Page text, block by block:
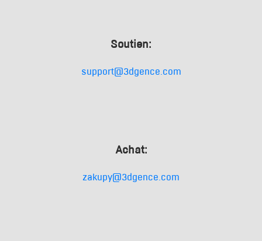
Soutien:
support@3dgence.com
Achat:
zakupy@3dgence.com